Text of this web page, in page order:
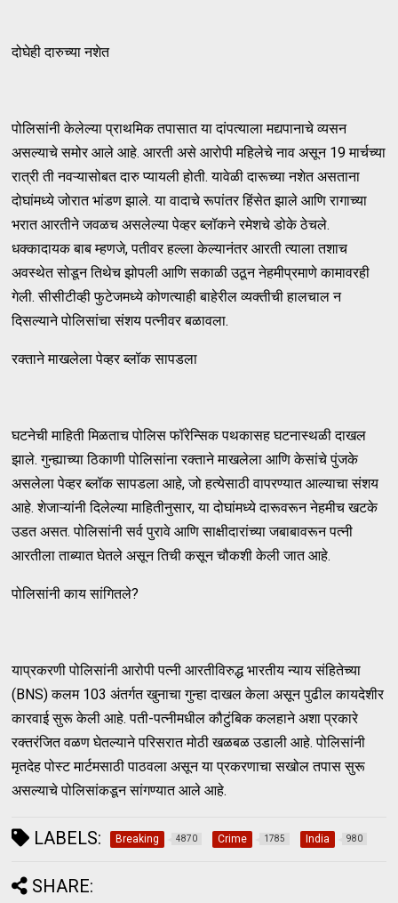
दोघेही दारुच्या नशेत
पोलिसांनी केलेल्या प्राथमिक तपासात या दांपत्याला मद्यपानाचे व्यसन
असल्याचे समोर आले आहे. आरती असे आरोपी महिलेचे नाव असून 19 मार्चच्या
रात्री ती नवऱ्यासोबत दारु प्यायली होती. यावेळी दारूच्या नशेत असताना
दोघांमध्ये जोरात भांडण झाले. या वादाचे रूपांतर हिंसेत झाले आणि रागाच्या
भरात आरतीने जवळच असलेल्या पेव्हर ब्लॉकने रमेशचे डोके ठेचले.
धक्कादायक बाब म्हणजे, पतीवर हल्ला केल्यानंतर आरती त्याला तशाच
अवस्थेत सोडून तिथेच झोपली आणि सकाळी उठून नेहमीप्रमाणे कामावरही
गेली. सीसीटीव्ही फुटेजमध्ये कोणत्याही बाहेरील व्यक्तीची हालचाल न
दिसल्याने पोलिसांचा संशय पत्नीवर बळावला.
रक्ताने माखलेला पेव्हर ब्लॉक सापडला
घटनेची माहिती मिळताच पोलिस फॉरेन्सिक पथकासह घटनास्थळी दाखल
झाले. गुन्ह्याच्या ठिकाणी पोलिसांना रक्ताने माखलेला आणि केसांचे पुंजके
असलेला पेव्हर ब्लॉक सापडला आहे, जो हत्येसाठी वापरण्यात आल्याचा संशय
आहे. शेजाऱ्यांनी दिलेल्या माहितीनुसार, या दोघांमध्ये दारूवरून नेहमीच खटके
उडत असत. पोलिसांनी सर्व पुरावे आणि साक्षीदारांच्या जबाबावरून पत्नी
आरतीला ताब्यात घेतले असून तिची कसून चौकशी केली जात आहे.
पोलिसांनी काय सांगितले?
याप्रकरणी पोलिसांनी आरोपी पत्नी आरतीविरुद्ध भारतीय न्याय संहितेच्या
(BNS) कलम 103 अंतर्गत खुनाचा गुन्हा दाखल केला असून पुढील कायदेशीर
कारवाई सुरू केली आहे. पती-पत्नीमधील कौटुंबिक कलहाने अशा प्रकारे
रक्तरंजित वळण घेतल्याने परिसरात मोठी खळबळ उडाली आहे. पोलिसांनी
मृतदेह पोस्ट मार्टमसाठी पाठवला असून या प्रकरणाचा सखोल तपास सुरू
असल्याचे पोलिसांकडून सांगण्यात आले आहे.
LABELS: Breaking 4870 Crime 1785 India 980
SHARE: